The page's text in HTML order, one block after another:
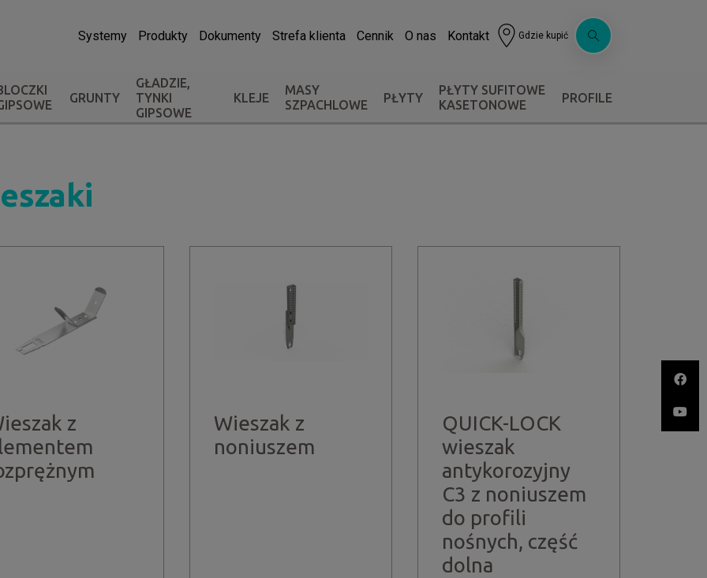
Systemy Produkty Dokumenty Strefa klienta Cennik O nas Kontakt Gdzie kupić
GRUNTY
GŁADZIE,
TYNKI
GIPSOWE
KLEJE
MASY
SZPACHLOWE
PŁYTY
PŁYTY SUFITOWE
KASETONOWE
PROFILE
z
Wieszak z
noniuszem
QUICK-LOCK
wieszak
antykorozyjny
C3 z noniuszem
do profili
nośnych, część
dolna